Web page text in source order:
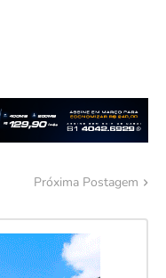
Próxima Postagem